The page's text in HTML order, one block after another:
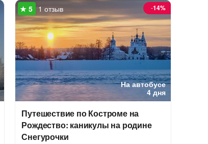
На автобусе
4 дня
-14%
1 отзыв
Путешествие по Костроме на
Рождество: каникулы на родине
Снегурочки